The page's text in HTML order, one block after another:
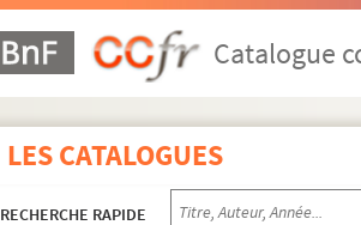
Catalogue
LES CATALOGUES
RECHERCHE RAPIDE